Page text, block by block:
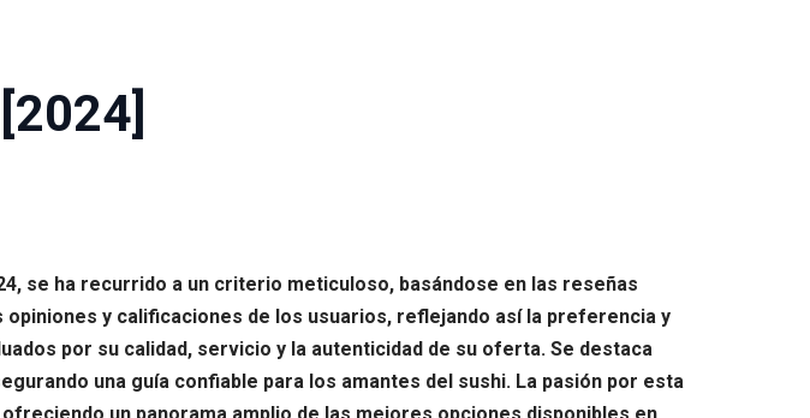
se ha recurrido a un criterio meticuloso, basándose en las reseñas
y calificaciones de los usuarios, reflejando así la preferencia y
por su calidad, servicio y la autenticidad de su oferta. Se destaca
una guía confiable para los amantes del sushi. La pasión por esta